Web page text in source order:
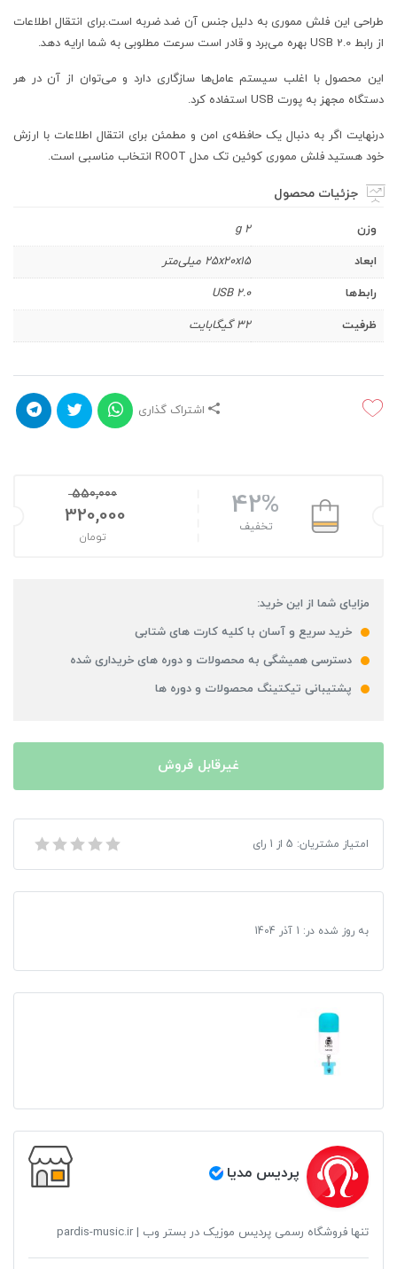
طراحی این فلش مموری به دلیل جنس آن ضد ضربه است.برای انتقال اطلاعات
از رابط USB 2.0 بهره می‌برد و قادر است سرعت مطلوبی به شما ارایه دهد.
این محصول با اغلب سیستم عامل‌ها سازگاری دارد و می‌توان از آن در هر
دستگاه مجهز به پورت USB استفاده کرد.
درنهایت اگر به دنبال یک حافظه‌ی امن و مطمئن برای انتقال اطلاعات با ارزش
خود هستید فلش مموری کوئین تک مدل ROOT انتخاب مناسبی است.
جزئیات محصول
وزن
2 g
ابعاد
۲۵x۲۰x۱۵ میلی‌متر
رابط‌ها
USB ۲.۰
ظرفیت
۳۲ گیگابایت
اشتراک گذاری
42%
تخفیف
550,000
320,000
تومان
مزایای شما از این خرید:
خرید سریع و آسان با کلیه کارت های شتابی
دسترسی همیشگی به محصولات و دوره های خریداری شده
پشتیبانی تیکتینگ محصولات و دوره ها
غیرقابل فروش
فلش مموری کوئین تک مدل ROOT ظرفیت 32 گیگابایت
امتیاز مشتریان: 5 از 1 رای
به روز شده در: 1 آذر 1404
پردیس مدیا
تنها فروشگاه رسمی پردیس موزیک در بستر وب | pardis-music.ir